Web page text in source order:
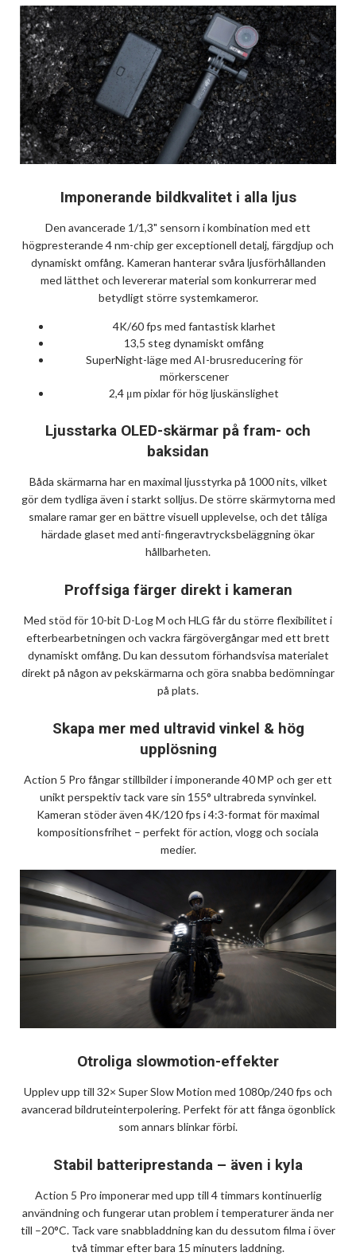
Imponerande bildkvalitet i alla ljus
Den avancerade 1/1,3" sensorn i kombination med ett
högpresterande 4 nm-chip ger exceptionell detalj, färgdjup och
dynamiskt omfång. Kameran hanterar svåra ljusförhållanden
med lätthet och levererar material som konkurrerar med
betydligt större systemkameror.
4K/60 fps med fantastisk klarhet
13,5 steg dynamiskt omfång
SuperNight-läge med AI-brusreducering för
mörkerscener
2,4 μm pixlar för hög ljuskänslighet
Ljusstarka OLED-skärmar på fram- och
baksidan
Båda skärmarna har en maximal ljusstyrka på 1000 nits, vilket
gör dem tydliga även i starkt solljus. De större skärmytorna med
smalare ramar ger en bättre visuell upplevelse, och det tåliga
härdade glaset med anti-fingeravtrycksbeläggning ökar
hållbarheten.
Proffsiga färger direkt i kameran
Med stöd för 10-bit D-Log M och HLG får du större flexibilitet i
efterbearbetningen och vackra färgövergångar med ett brett
dynamiskt omfång. Du kan dessutom förhandsvisa materialet
direkt på någon av pekskärmarna och göra snabba bedömningar
på plats.
Skapa mer med ultravid vinkel & hög
upplösning
Action 5 Pro fångar stillbilder i imponerande 40 MP och ger ett
unikt perspektiv tack vare sin 155° ultrabreda synvinkel.
Kameran stöder även 4K/120 fps i 4:3-format för maximal
kompositionsfrihet – perfekt för action, vlogg och sociala
medier.
Otroliga slowmotion-effekter
Upplev upp till 32× Super Slow Motion med 1080p/240 fps och
avancerad bildruteinterpolering. Perfekt för att fånga ögonblick
som annars blinkar förbi.
Stabil batteriprestanda – även i kyla
Action 5 Pro imponerar med upp till 4 timmars kontinuerlig
användning och fungerar utan problem i temperaturer ända ner
till –20°C. Tack vare snabbladdning kan du dessutom filma i över
två timmar efter bara 15 minuters laddning.